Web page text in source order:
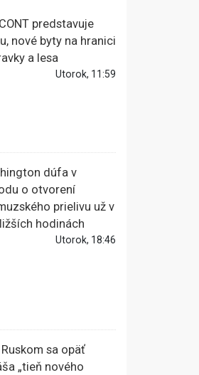
predstavuje
nové byty na hranici
a lesa
Utorok, 11:59
dúfa v
o otvorení
prielivu už v
hodinách
Utorok, 18:46
Ruskom sa opäť
„tieň nového